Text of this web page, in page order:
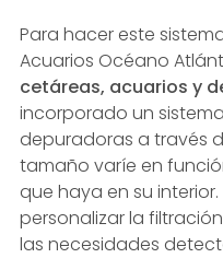
Para hacer este
Acuarios Océano
cetáreas, acuarios y
incorporado un
depuradoras a través
tamaño varíe en
que haya en su
personalizar la
las necesidades